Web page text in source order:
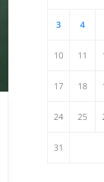
3 4
10 11
17 18
24 25
31